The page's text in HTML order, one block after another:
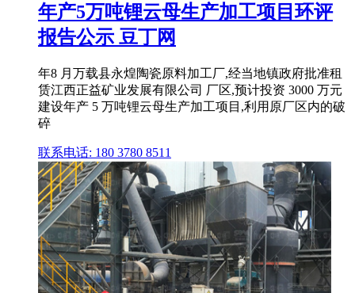
年产5万吨锂云母生产加工项目环评
报告公示 豆丁网
年8 月万载县永煌陶瓷原料加工厂,经当地镇政府批准租
赁江西正益矿业发展有限公司 厂区,预计投资 3000 万元
建设年产 5 万吨锂云母生产加工项目,利用原厂区内的破
碎
联系电话: 180 3780 8511